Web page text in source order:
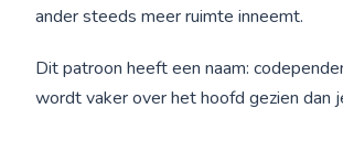
ander steeds meer ruimte inneemt.
Dit patroon heeft een naam:
wordt vaker over het hoofd gezien dan